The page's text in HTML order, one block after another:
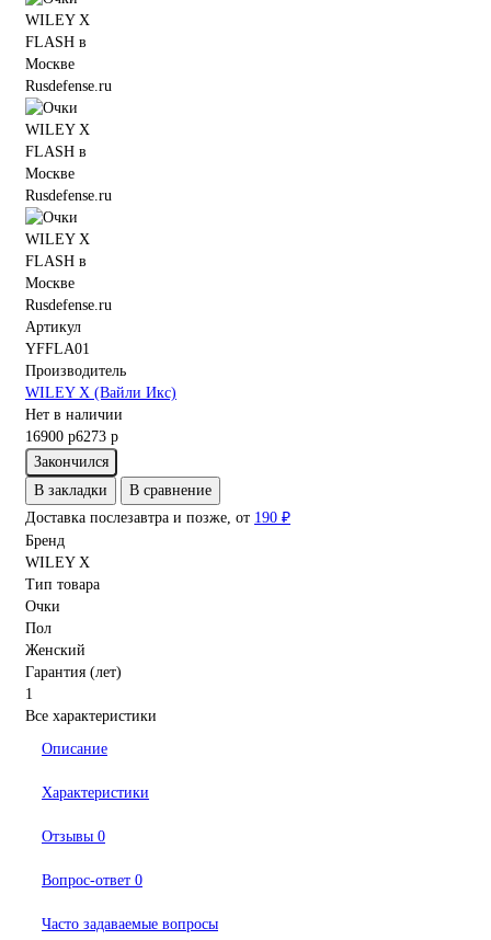
Артикул
YFFLA01
Производитель
WILEY X (Вайли Икс)
Нет в наличии
16900 р6273 р
Закончился
В закладки
В сравнение
Доставка послезавтра и позже, от 190 ₽
Бренд
WILEY X
Тип товара
Очки
Пол
Женский
Гарантия (лет)
1
Все характеристики
Описание
Характеристики
Отзывы 0
Вопрос-ответ 0
Часто задаваемые вопросы